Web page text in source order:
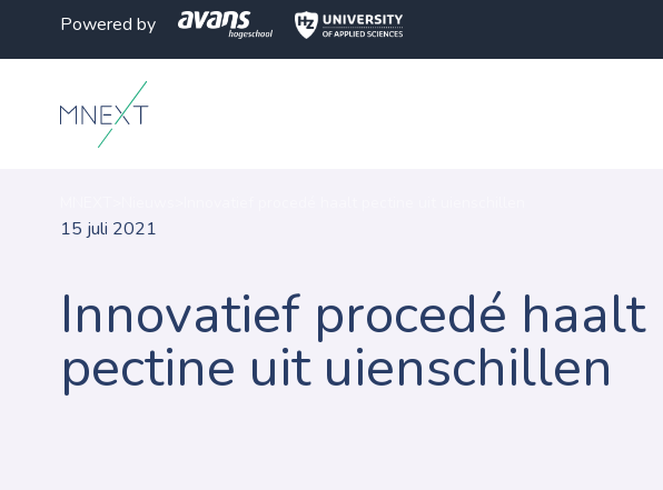
Powered by
15 juli 2021
Innovatief procedé haalt
pectine uit uienschillen